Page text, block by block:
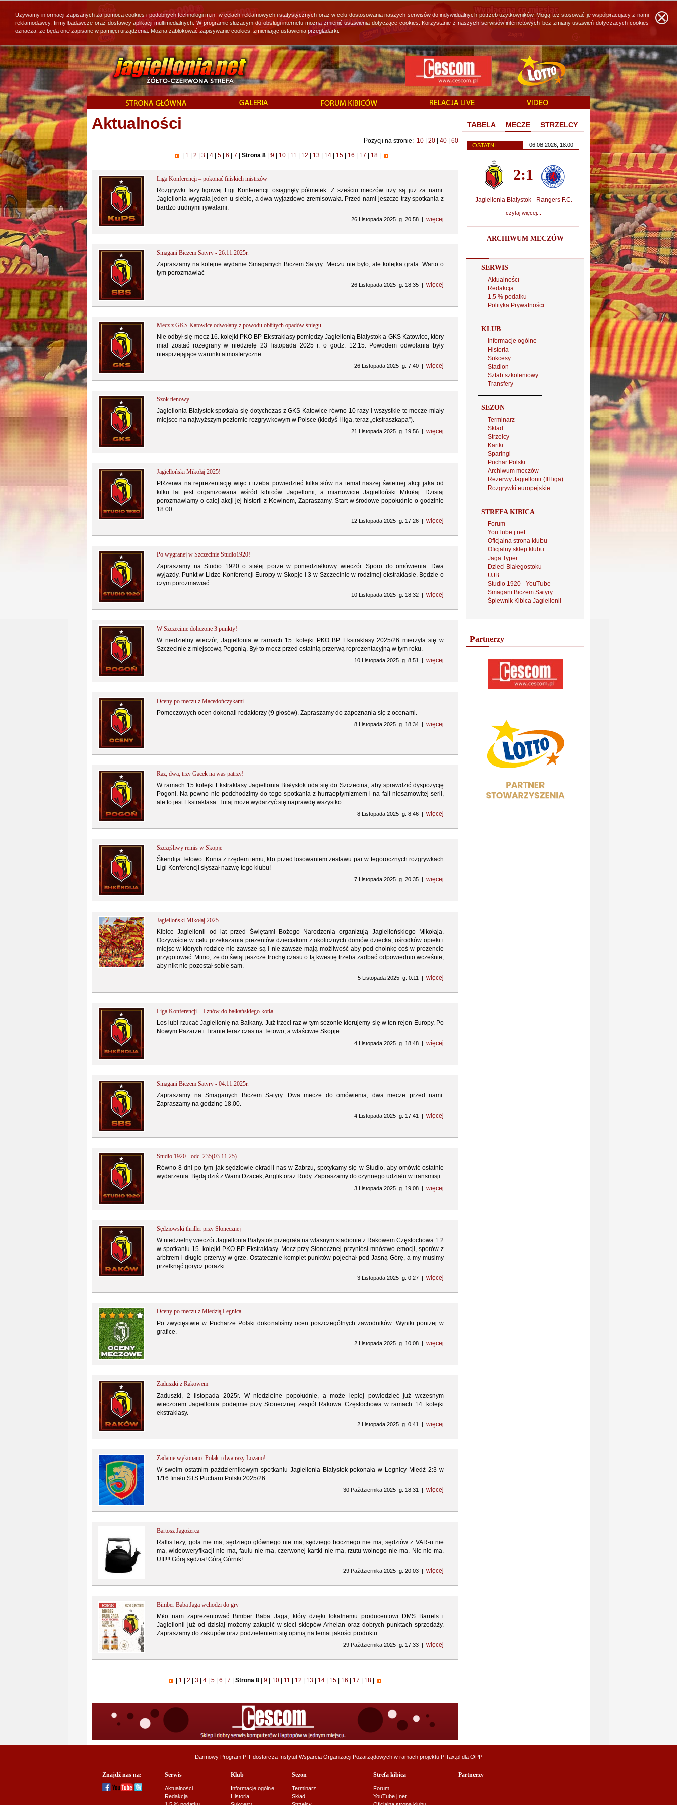
Aktualności
Pozycji na stronie: 10 20 40 60
| 1 2 3 4 5 6 7 Strona 8| 9 10 11 12 13 14 15 16 17 18
Liga Konferencji – pokonać fińskich mistrzów
Rozgrywki fazy ligowej Ligi Konferencji osiągnęły półmetek. Z sześciu meczów trzy są już za nami.
Jagiellonia wygrała jeden u siebie, a dwa wyjazdowe zremisowała. Przed nami jeszcze trzy spotkania z
bardzo trudnymi rywalami.
26 Listopada 2025 g. 20:58 | więcej
Smagani Biczem Satyry - 26.11.2025r.
Zapraszamy na kolejne wydanie Smaganych Biczem Satyry. Meczu nie było, ale kolejka grała. Warto o
tym porozmawiać
26 Listopada 2025 g. 18:35 | więcej
Mecz z GKS Katowice odwołany z powodu obfitych opadów śniegu
Nie odbył się mecz 16. kolejki PKO BP Ekstraklasy pomiędzy Jagiellonią Białystok a GKS Katowice, który
miał zostać rozegrany w niedzielę 23 listopada 2025 r. o godz. 12:15. Powodem odwołania były
niesprzejąjące warunki atmosferyczne.
26 Listopada 2025 g. 7:40 | więcej
Szok tlenowy
Jagiellonia Białystok spotkała się dotychczas z GKS Katowice równo 10 razy i wszystkie te mecze miały
miejsce na najwyższym poziomie rozgrywkowym w Polsce (kiedyś I liga, teraz „ekstraszkapa”).
21 Listopada 2025 g. 19:56 | więcej
Jagielloński Mikołaj 2025!
PRzerwa na reprezentację więc i trzeba powiedzieć kilka słów na temat naszej świetnej akcji jaka od
kilku lat jest organizowana wśród kibiców Jagiellonii, a mianowicie Jagielloński Mikołaj. Dzisiaj
porozmawiamy o całej akcji jej historii z Kewinem, Zapraszamy. Start w środowe popołudnie o godzinie
18.00
12 Listopada 2025 g. 17:26 | więcej
Po wygranej w Szczecinie Studio1920!
Zapraszamy na Studio 1920 o stałej porze w poniedziałkowy wieczór. Sporo do omówienia. Dwa
wyjazdy. Punkt w Lidze Konferencji Europy w Skopje i 3 w Szczecinie w rodzimej ekstraklasie. Będzie o
czym porozmawiać.
10 Listopada 2025 g. 18:32 | więcej
W Szczecinie doliczone 3 punkty!
W niedzielny wieczór, Jagiellonia w ramach 15. kolejki PKO BP Ekstraklasy 2025/26 mierzyła się w
Szczecinie z miejscową Pogonią. Był to mecz przed ostatnią przerwą reprezentacyjną w tym roku.
10 Listopada 2025 g. 8:51 | więcej
Oceny po meczu z Macedończykami
Pomeczowych ocen dokonali redaktorzy (9 głosów). Zapraszamy do zapoznania się z ocenami.
8 Listopada 2025 g. 18:34 | więcej
Raz, dwa, trzy Gacek na was patrzy!
W ramach 15 kolejki Ekstraklasy Jagiellonia Białystok uda się do Szczecina, aby sprawdzić dyspozycję
Pogoni. Na pewno nie podchodzimy do tego spotkania z hurraoptymizmem i na fali niesamowitej serii,
ale to jest Ekstraklasa. Tutaj może wydarzyć się naprawdę wszystko.
8 Listopada 2025 g. 8:46 | więcej
Szczęśliwy remis w Skopje
Škendija Tetowo. Konia z rzędem temu, kto przed losowaniem zestawu par w tegorocznych rozgrywkach
Ligi Konferencji słyszał nazwę tego klubu!
7 Listopada 2025 g. 20:35 | więcej
Jagielloński Mikołaj 2025
Kibice Jagiellonii od lat przed Świętami Bożego Narodzenia organizują Jagiellońskiego Mikołaja.
Oczywiście w celu przekazania prezentów dzieciakom z okolicznych domów dziecka, ośrodków opieki i
miejsc w których rodzice nie zawsze są i nie zawsze mają możliwość aby pod choinkę coś w prezencie
przygotować. Mimo, że do świąt jeszcze trochę czasu o tą kwestię trzeba zadbać odpowiednio wcześnie,
aby nikt nie pozostał sobie sam.
5 Listopada 2025 g. 0:11 | więcej
Liga Konferencji – I znów do bałkańskiego kotła
Los lubi rzucać Jagiellonię na Bałkany. Już trzeci raz w tym sezonie kierujemy się w ten rejon Europy. Po
Nowym Pazarze i Tiranie teraz czas na Tetowo, a właściwie Skopje.
4 Listopada 2025 g. 18:48 | więcej
Smagani Biczem Satyry - 04.11.2025r.
Zapraszamy na Smaganych Biczem Satyry. Dwa mecze do omówienia, dwa mecze przed nami.
Zapraszamy na godzinę 18.00.
4 Listopada 2025 g. 17:41 | więcej
Studio 1920 - odc. 235(03.11.25)
Równo 8 dni po tym jak sędziowie okradli nas w Zabrzu, spotykamy się w Studio, aby omówić ostatnie
wydarzenia. Będą dziś z Wami Dżacek, Anglik oraz Rudy. Zapraszamy do czynnego udziału w transmisji.
3 Listopada 2025 g. 19:08 | więcej
Sędziowski thriller przy Słonecznej
W niedzielny wieczór Jagiellonia Białystok przegrała na własnym stadionie z Rakowem Częstochowa 1:2
w spotkaniu 15. kolejki PKO BP Ekstraklasy. Mecz przy Słonecznej przyniósł mnóstwo emocji, sporów z
arbitrem i długie przerwy w grze. Ostatecznie komplet punktów pojechał pod Jasną Górę, a my musimy
przełknąć gorycz porażki.
3 Listopada 2025 g. 0:27 | więcej
Oceny po meczu z Miedzią Legnica
Po zwycięstwie w Pucharze Polski dokonaliśmy ocen poszczególnych zawodników. Wyniki poniżej w
grafice.
2 Listopada 2025 g. 10:08 | więcej
Zaduszki z Rakowem
Zaduszki, 2 listopada 2025r. W niedzielne popołudnie, a może lepiej powiedzieć już wczesnym
wieczorem Jagiellonia podejmie przy Słonecznej zespół Rakowa Częstochowa w ramach 14. kolejki
ekstraklasy.
2 Listopada 2025 g. 0:41 | więcej
Zadanie wykonano. Polak i dwa razy Lozano!
W swoim ostatnim październikowym spotkaniu Jagiellonia Białystok pokonała w Legnicy Miedź 2:3 w
1/16 finału STS Pucharu Polski 2025/26.
30 Października 2025 g. 18:31 | więcej
Bartosz Jagożerca
Rallis leży, gola nie ma, sędziego głównego nie ma, sędziego bocznego nie ma, sędziów z VAR-u nie
ma, wideoweryfikacji nie ma, faulu nie ma, czerwonej kartki nie ma, rzutu wolnego nie ma. Nic nie ma.
Ufff!!! Górą sędzia! Górą Górnik!
29 Października 2025 g. 20:03 | więcej
Bimber Baba Jaga wchodzi do gry
Miło nam zaprezentować Bimber Baba Jaga, który dzięki lokalnemu producentowi DMS Barrels i
Jagiellonii już od dzisiaj możemy zakupić w sieci sklepów Arhelan oraz dobrych punktach sprzedaży.
Zapraszamy do zakupów oraz podzieleniem się opinią na temat jakości produktu.
29 Października 2025 g. 17:33 | więcej
1 2 3 4 5 6 7 Strona 8 9 10 11 12 13 14 15 16 17 18
TABELA MECZE STRZELCY
OSTATNI 06.08.2026, 18:00
2:1
Jagiellonia Białystok - Rangers F.C.
czytaj więcej...
ARCHIWUM MECZÓW
SERWIS
Aktualności
Redakcja
1,5 % podatku
Polityka Prywatności
KLUB
Informacje ogólne
Historia
Sukcesy
Stadion
Sztab szkoleniowy
Transfery
SEZON
Terminarz
Skład
Strzelcy
Kartki
Sparingi
Puchar Polski
Archiwum meczów
Rezerwy Jagiellonii (III liga)
Rozgrywki europejskie
STREFA KIBICA
Forum
YouTube j.net
Oficjalna strona klubu
Oficjalny sklep klubu
Jaga Typer
Dzieci Białegostoku
UJB
Studio 1920 - YouTube
Smagani Biczem Satyry
Śpiewnik Kibica Jagiellonii
Partnerzy
Darmowy Program PIT dostarcza Instytut Wsparcia Organizacji Pozarządowych w ramach projektu PITax.pl dla OPP
Znajdź nas na: Serwis
Aktualności
Redakcja
Klub
Informacje ogólne
Historia
Sezon
Terminarz
Skład
Strefa kibica
Forum
YouTube j.net
Partnerzy
Używamy informacji zapisanych za pomocą cookies i podobnych technologii m.in. w celach reklamowych i statystycznych oraz w celu dostosowania naszych serwisów do indywidualnych potrzeb użytkowników. Mogą też stosować je współpracujący z nami
reklamodawcy, firmy badawcze oraz dostawcy aplikacji multimedialnych. W programie służącym do obsługi internetu można zmienić ustawienia dotyczące cookies. Korzystanie z naszych serwisów internetowych bez zmiany ustawień dotyczących cookies
oznacza, że będą one zapisane w pamięci urządzenia. Można zablokować zapisywanie cookies, zmieniając ustawienia przeglądarki.